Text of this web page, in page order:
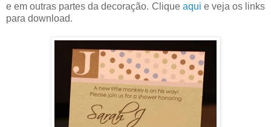
e em outras partes da decoração. Clique aqui e veja os links
para download.